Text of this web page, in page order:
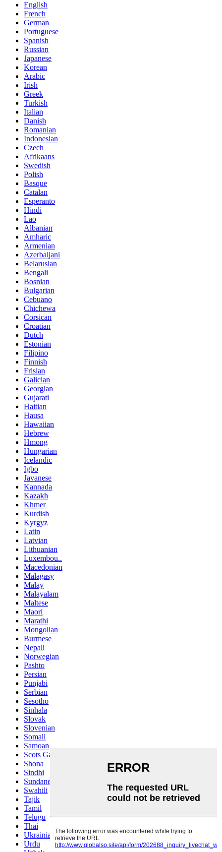
English
French
German
Portuguese
Spanish
Russian
Japanese
Korean
Arabic
Irish
Greek
Turkish
Italian
Danish
Romanian
Indonesian
Czech
Afrikaans
Swedish
Polish
Basque
Catalan
Esperanto
Hindi
Lao
Albanian
Amharic
Armenian
Azerbaijani
Belarusian
Bengali
Bosnian
Bulgarian
Cebuano
Chichewa
Corsican
Croatian
Dutch
Estonian
Filipino
Finnish
Frisian
Galician
Georgian
Gujarati
Haitian
Hausa
Hawaiian
Hebrew
Hmong
Hungarian
Icelandic
Igbo
Javanese
Kannada
Kazakh
Khmer
Kurdish
Kyrgyz
Latin
Latvian
Lithuanian
Luxembou..
Macedonian
Malagasy
Malay
Malayalam
Maltese
Maori
Marathi
Mongolian
Burmese
Nepali
Norwegian
Pashto
Persian
Punjabi
Serbian
Sesotho
Sinhala
Slovak
Slovenian
Somali
Samoan
Scots Gaelic
Shona
Sindhi
Sundanese
Swahili
Tajik
Tamil
Telugu
Thai
Ukrainian
Urdu